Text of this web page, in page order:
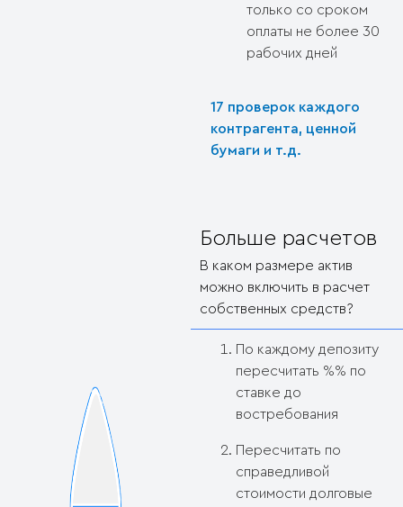
только со сроком
оплаты не более 30
рабочих дней
17 проверок каждого
контрагента, ценной
бумаги и т.д.
Больше расчетов
В каком размере актив
можно включить в расчет
собственных средств?
По каждому депозиту
пересчитать %% по
ставке до
востребования
Пересчитать по
справедливой
стоимости долговые